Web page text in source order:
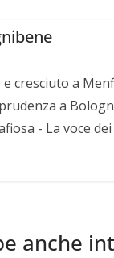
cresciuto a
a
- La voce
anche